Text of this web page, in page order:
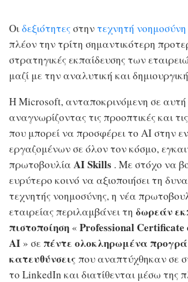
Οιδεξιότητεςστηντεχνητή νοημοσύνη
πλέον την τρίτη σημαντικότερη
στρατηγικές εκπαίδευσης των
μαζί με την αναλυτική και
Η Microsoft, ανταποκρινόμενη σε
αναγνωρίζοντας τις προοπτικές και
που μπορεί να προσφέρει το ΑΙ στην
εργαζομένων σε όλον τον κόσμο,
πρωτοβουλία AISkills . Με στόχο να
ευρύτερο κοινό να αξιοποιήσει τη
τεχνητής νοημοσύνης, η νέα
εταιρείας περιλαμβάνει τη δωρεάν
πιστοποίηση « Professional Certificate
AI » σεπέντε ολοκληρωμένα
κατευθύνσεις που αναπτύχθηκαν σε
το LinkedIn και διατίθενται μέσω της